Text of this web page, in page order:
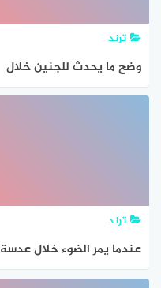
ترند
وضح ما يحدث للجنين خلال
اول شهرين من الحمل علوم
ترند
عندما يمر الضوء خلال عدسة
يحدث الانكسار عند سطحها